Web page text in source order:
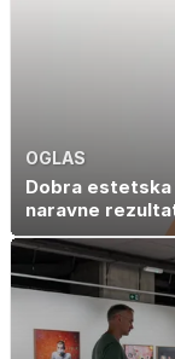
OGLAS
Dobra
naravne